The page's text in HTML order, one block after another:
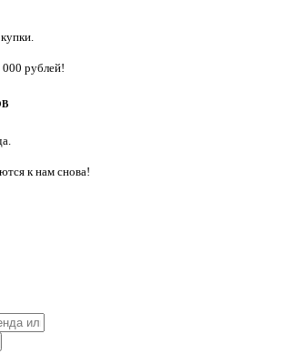
000 рублей!
к нам снова!